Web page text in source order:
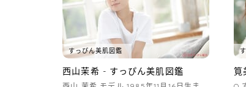
すっぴん美肌図鑑
西山茉希 - すっぴん美肌図鑑 筧